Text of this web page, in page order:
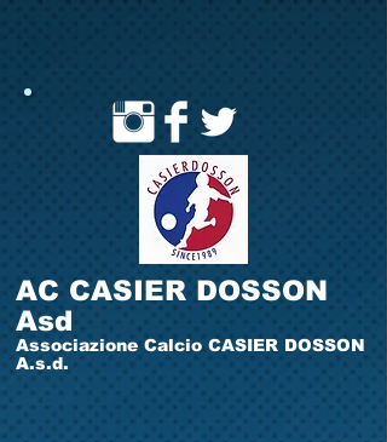
AC CASIER DOSSON
Asd
Associazione Calcio CASIER DOSSON
A.s.d.